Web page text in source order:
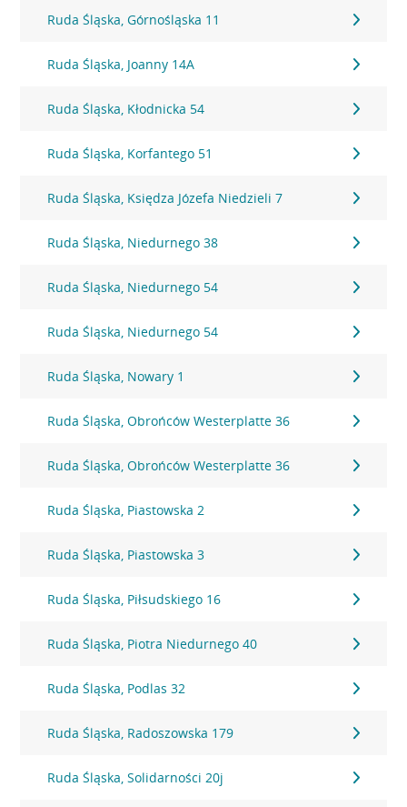
Ruda Śląska, Górnośląska 11
Ruda Śląska, Joanny 14A
Ruda Śląska, Kłodnicka 54
Ruda Śląska, Korfantego 51
Ruda Śląska, Księdza Józefa Niedzieli 7
Ruda Śląska, Niedurnego 38
Ruda Śląska, Niedurnego 54
Ruda Śląska, Niedurnego 54
Ruda Śląska, Nowary 1
Ruda Śląska, Obrońców Westerplatte 36
Ruda Śląska, Obrońców Westerplatte 36
Ruda Śląska, Piastowska 2
Ruda Śląska, Piastowska 3
Ruda Śląska, Piłsudskiego 16
Ruda Śląska, Piotra Niedurnego 40
Ruda Śląska, Podlas 32
Ruda Śląska, Radoszowska 179
Ruda Śląska, Solidarności 20j